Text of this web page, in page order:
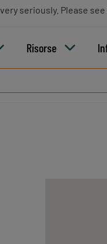
Risorse
seriously. Please